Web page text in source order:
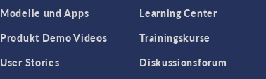
Modelle und Apps
Produkt Demo Videos
User Stories
Learning Center
Trainingskurse
Diskussionsforum